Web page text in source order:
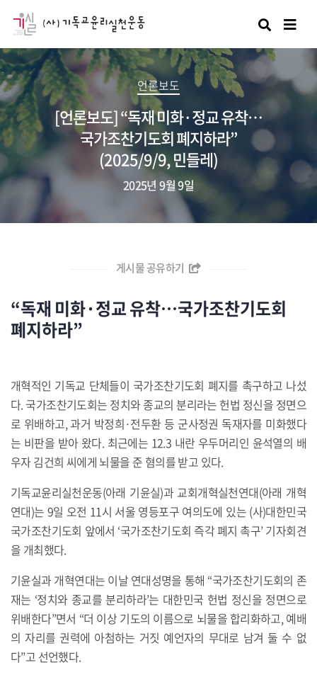
검색
언론보도
[언론보도] “독재 미화·정교 유착…
국가조찬기도회 폐지하라”
(2025/9/9, 민들레)
2025년 9월 9일
게시물 공유하기
“독재 미화·정교 유착…국가조찬기도회
폐지하라”
개혁적인 기독교 단체들이 국가조찬기도회 폐지를 촉구하고 나섰
다. 국가조찬기도회는 정치와 종교의 분리라는 헌법 정신을 정면으
로 위배하고, 과거 박정희·전두환 등 군사정권 독재자를 미화했다
는 비판을 받아 왔다. 최근에는 12.3 내란 우두머리인 윤석열의 배
우자 김건희 씨에게 뇌물을 준 혐의를 받고 있다.
기독교윤리실천운동(아래 기윤실)과 교회개혁실천연대(아래 개혁
연대)는 9일 오전 11시 서울 영등포구 여의도에 있는 (사)대한민국
국가조찬기도회 앞에서 ‘국가조찬기도회 즉각 폐지 촉구’ 기자회견
을 개최했다.
기윤실과 개혁연대는 이날 연대성명을 통해 “국가조찬기도회의 존
재는 ‘정치와 종교를 분리하라’는 대한민국 헌법 정신을 정면으로
위배한다”면서 “더 이상 기도의 이름으로 뇌물을 합리화하고, 예배
의 자리를 권력에 아첨하는 거짓 예언자의 무대로 남겨 둘 수 없
다”고 선언했다.